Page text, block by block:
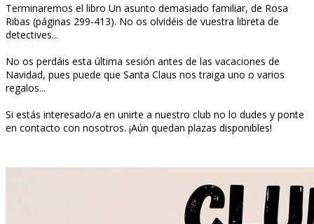
Terminaremos el libro Un asunto demasiado familiar, de Rosa
Ribas (páginas 299-413). No os olvidéis de vuestra libreta de
detectives...
No os perdáis esta última sesión antes de las vacaciones de
Navidad, pues puede que Santa Claus nos traiga uno o varios
regalos...
Si estás interesado/a en unirte a nuestro club no lo dudes y ponte
en contacto con nosotros. ¡Aún quedan plazas disponibles!